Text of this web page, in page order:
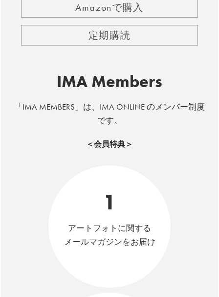
Amazonで購入
定期購読
IMA Members
「IMA MEMBERS」は、IMA ONLINE のメンバー制度
です。
＜会員特典＞
1
アートフォトに関する
メールマガジンをお届け